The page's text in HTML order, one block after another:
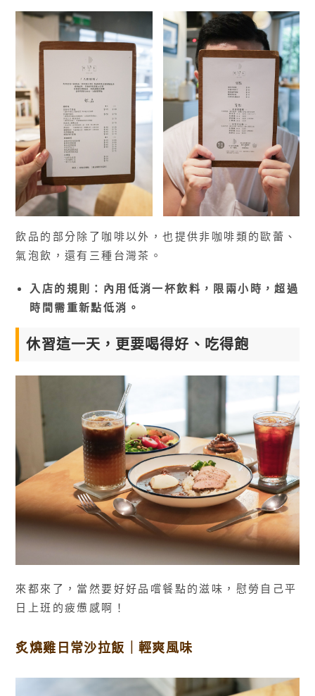
飲品的部分除了咖啡以外，也提供非咖啡類的歐蕾、
氣泡飲，還有三種台灣茶。
入店的規則：內用低消一杯飲料，限兩小時，超過
時間需重新點低消。
休習這一天，更要喝得好、吃得飽
來都來了，當然要好好品嚐餐點的滋味，慰勞自己平
日上班的疲憊感啊！
炙燒雞日常沙拉飯｜輕爽風味